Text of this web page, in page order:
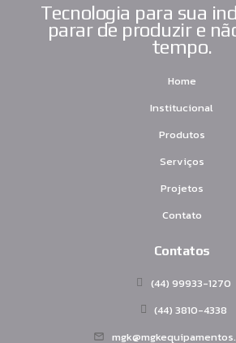
Tecnologia para sua
parar de produzir e
tempo.
Home
Institucional
Produtos
Serviços
Projetos
Contato
Contatos
(44) 99933-1270
(44) 3810-4338